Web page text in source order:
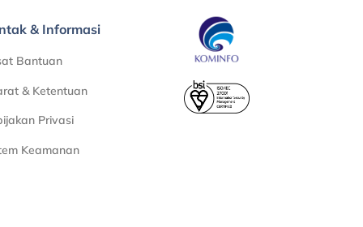
& Informasi
Bantuan
& Ketentuan
Privasi
Keamanan